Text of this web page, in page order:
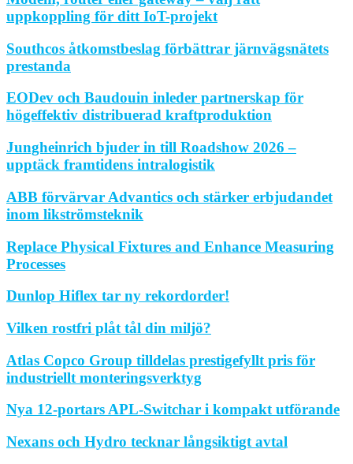
uppkoppling för ditt IoT-projekt
Southcos åtkomstbeslag förbättrar järnvägsnätets
prestanda
EODev och Baudouin inleder partnerskap för
högeffektiv distribuerad kraftproduktion
Jungheinrich bjuder in till Roadshow 2026 –
upptäck framtidens intralogistik
ABB förvärvar Advantics och stärker erbjudandet
inom likströmsteknik
Replace Physical Fixtures and Enhance Measuring
Processes
Dunlop Hiflex tar ny rekordorder!
Vilken rostfri plåt tål din miljö?
Atlas Copco Group tilldelas prestigefyllt pris för
industriellt monteringsverktyg
Nya 12-portars APL-Switchar i kompakt utförande
Nexans och Hydro tecknar långsiktigt avtal